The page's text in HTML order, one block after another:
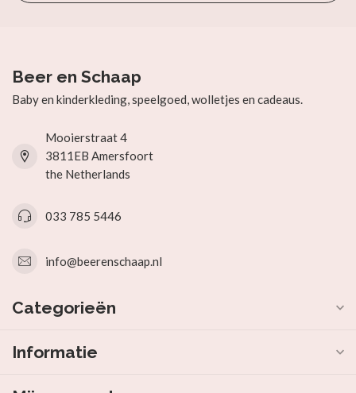
Beer en Schaap
Baby en kinderkleding, speelgoed, wolletjes en cadeaus.
Mooierstraat 4
3811EB Amersfoort
the Netherlands
033 785 5446
info@beerenschaap.nl
Categorieën
Informatie